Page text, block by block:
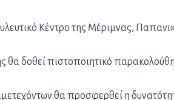
Κέντρο της Μέριμνας,
θα δοθεί πιστοποιητικό
θα προσφερθεί η